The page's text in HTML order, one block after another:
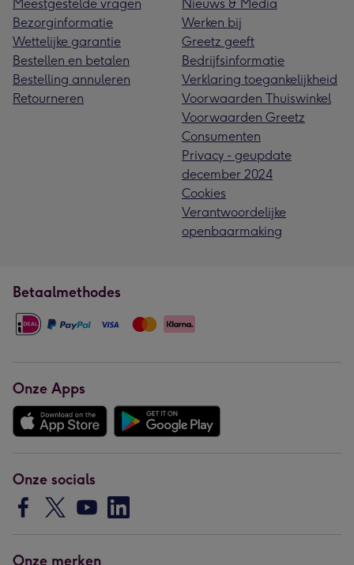
Meestgestelde vragen
Bezorginformatie
Wettelijke garantie
Bestellen en betalen
Bestelling annuleren
Retourneren
Nieuws & Media
Werken bij
Greetz geeft
Bedrijfsinformatie
Verklaring toegankelijkheid
Voorwaarden Thuiswinkel
Voorwaarden Greetz
Consumenten
Privacy - geupdate
december 2024
Cookies
Verantwoordelijke
openbaarmaking
Betaalmethodes
Onze Apps
Onze socials
Onze merken